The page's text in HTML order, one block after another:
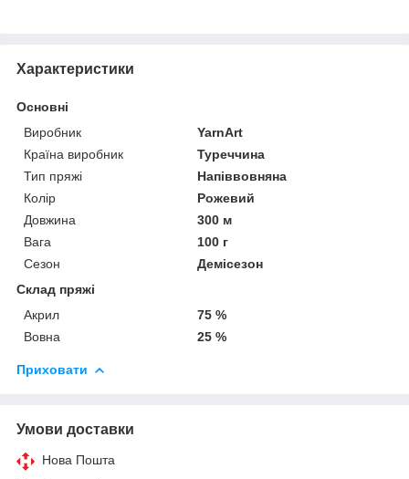
Характеристики
Основні
Виробник
YarnArt
Країна виробник
Туреччина
Тип пряжі
Напіввовняна
Колір
Рожевий
Довжина
300 м
Вага
100 г
Сезон
Демісезон
Склад пряжі
Акрил
75 %
Вовна
25 %
Приховати
Умови доставки
Нова Пошта